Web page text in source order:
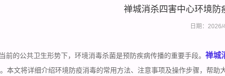
禅城消杀四害中心环境防
日期：2026/
前的公共卫生形势下，环境消毒杀菌是预防疾病传播的重要手段。 禅城
本文将详细介绍环境防疫消毒的常用方法、注意事项及操作步骤，帮助